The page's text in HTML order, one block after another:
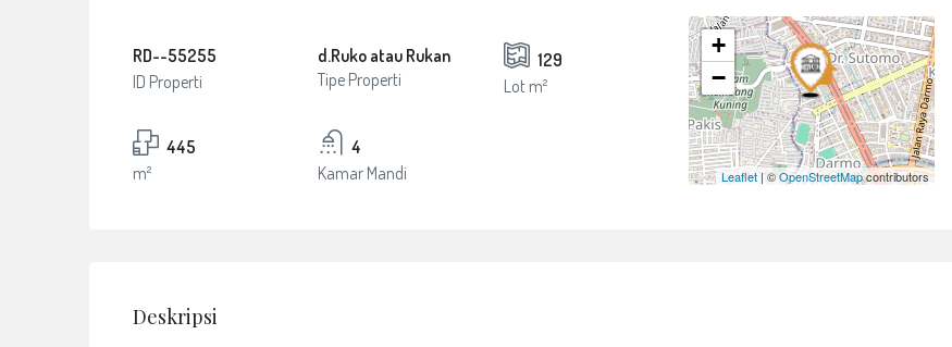
RD--55255
ID Properti
d.Ruko atau Rukan
Tipe Properti
129
Lot m²
445
m²
4
Kamar Mandi
+
−
Leaflet| ©OpenStreetMapcontributors
Deskripsi